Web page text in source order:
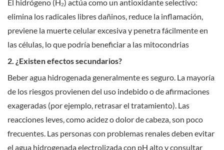
El hidrógeno (H₂) actúa como un antioxidante selectivo:
elimina los radicales libres dañinos, reduce la inflamación,
previene la muerte celular excesiva y penetra fácilmente en
las células, lo que podría beneficiar a las mitocondrias
2. ¿Existen efectos secundarios?
Beber agua hidrogenada generalmente es seguro. La mayoría
de los riesgos provienen del uso indebido o de afirmaciones
exageradas (por ejemplo, retrasar el tratamiento). Las
reacciones leves, como acidez o dolor de cabeza, son poco
frecuentes. Las personas con problemas renales deben evitar
el agua hidrogenada electrolizada con pH alto y consultar